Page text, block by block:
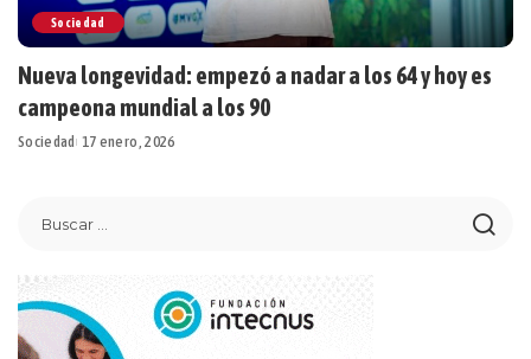
Sociedad
Nueva longevidad: empezó a nadar a los 64 y hoy es
campeona mundial a los 90
Sociedad 17 enero, 2026